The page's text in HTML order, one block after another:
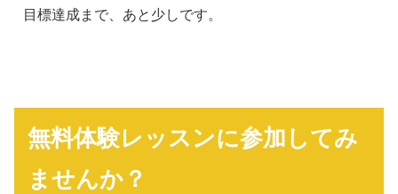
目標達成まで、あと少しです。
無料体験レッスンに参加してみ
ませんか？